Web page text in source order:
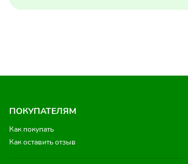
ПОКУПАТЕЛЯМ
Как покупать
Как оставить отзыв